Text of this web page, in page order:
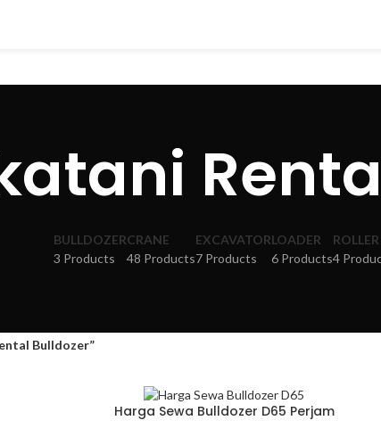
BULLDOZER
3 Products
CRANE
48 Products
EXCAVATOR
7 Products
LOADER
6 Products
ROLLER
4
Bulldozer”
Harga Sewa Bulldozer D65 Perjam